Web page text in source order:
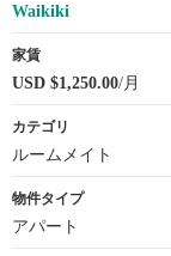
Waikiki
家賃
USD $1,250.00/月
カテゴリ
ルームメイト
物件タイプ
アパート